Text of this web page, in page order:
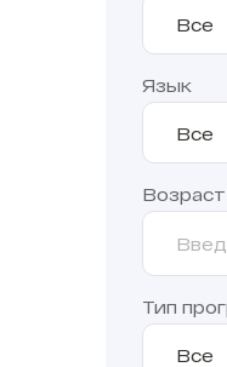
Все
Язык
Все
Возраст
Тип
Все